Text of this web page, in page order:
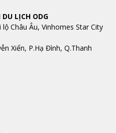
LỊCH ODG
Châu Âu, Vinhomes Star City
Xiển, P.Hạ Đình, Q.Thanh